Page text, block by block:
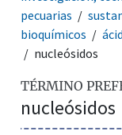
pecuarias
bioquímicos
nucleósidos
TÉRMINO
nucleósidos